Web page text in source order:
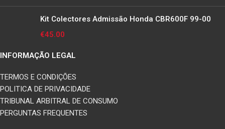
Kit Colectores Admissão Honda CBR600F 99-00
€45.00
INFORMAÇÃO LEGAL
TERMOS E CONDIÇÕES
POLITICA DE PRIVACIDADE
TRIBUNAL ARBITRAL DE CONSUMO
PERGUNTAS FREQUENTES